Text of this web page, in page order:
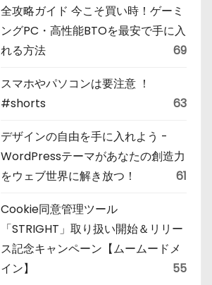
全攻略ガイド 今こそ買い時！ゲーミ
ングPC・高性能BTOを最安で手に入
れる方法
69
スマホやパソコンは要注意 ！
#shorts
63
デザインの自由を手に入れよう -
WordPressテーマがあなたの創造力
をウェブ世界に解き放つ！
61
Cookie同意管理ツール
「STRIGHT」取り扱い開始＆リリー
ス記念キャンペーン【ムームードメ
イン】
55